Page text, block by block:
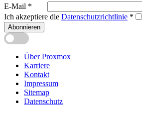
E-Mail *
Ich akzeptiere die Datenschutzrichtlinie *
Abonnieren
Über Proxmox
Karriere
Kontakt
Impressum
Sitemap
Datenschutz